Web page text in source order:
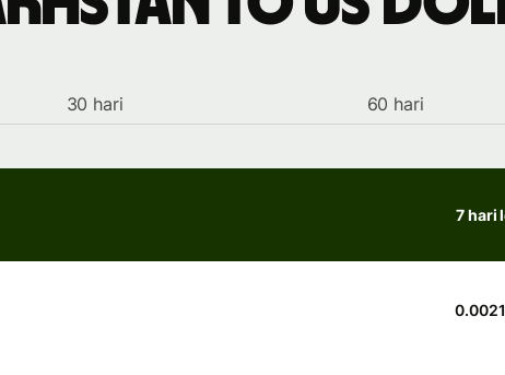
30 hari 60 hari
7 hari
0.0021